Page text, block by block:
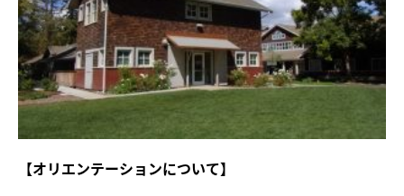
【オリエンテーションについて】